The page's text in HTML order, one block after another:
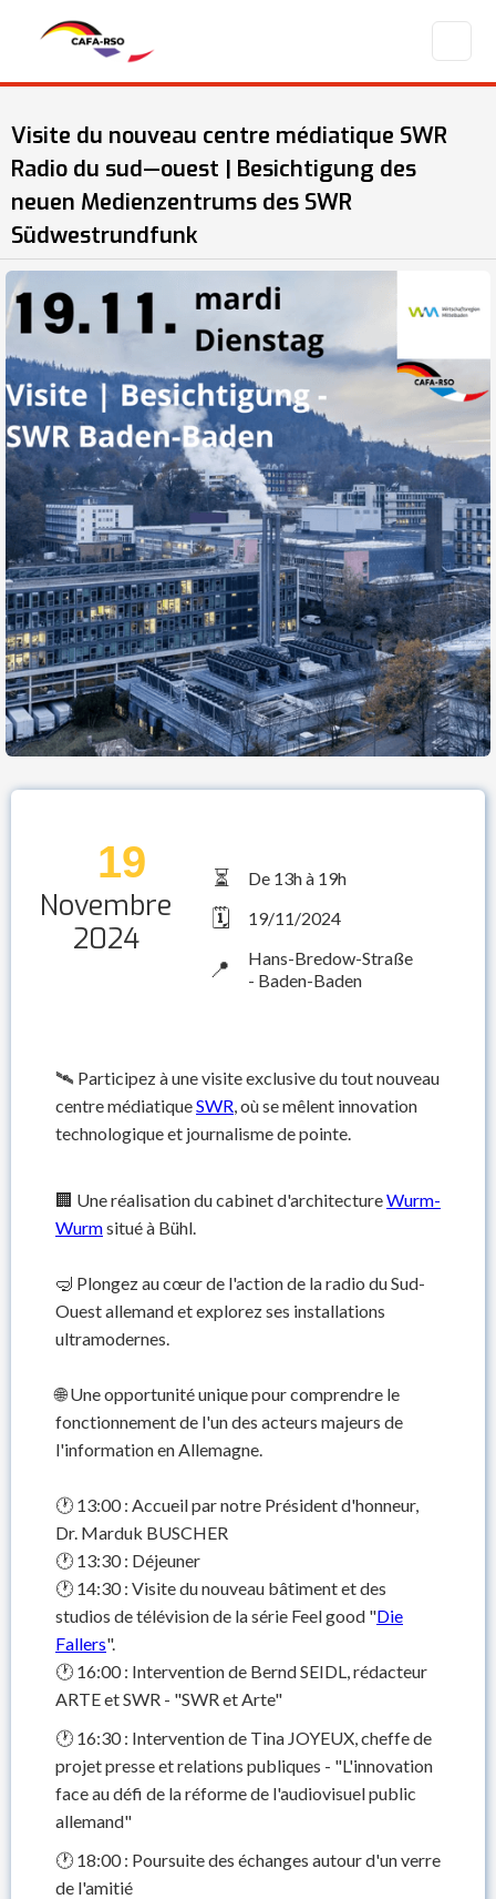
Visite du nouveau centre médiatique SWR
Radio du sud—ouest | Besichtigung des
neuen Medienzentrums des SWR
Südwestrundfunk
19
Novembre
2024
⏳ De 13h à 19h
🗓️ 19/11/2024
📍
Hans-Bredow-Straße
- Baden-Baden
🛰️ Participez à une visite exclusive du tout nouveau
centre médiatiqueSWR , où se mêlent innovation
technologique et journalisme de pointe.
🏢 Une réalisation du cabinet d'architectureWurm-
Wurmsitué à Bühl.
🤿 Plongez au cœur de l'action de la radio du Sud-
Ouest allemand et explorez ses installations
ultramodernes.
🌐 Une opportunité unique pour comprendre le
fonctionnement de l'un des acteurs majeurs de
l'information en Allemagne.
🕐 13:00 : Accueil par notre Président d'honneur,
Dr. Marduk BUSCHER
🕐 13:30 : Déjeuner
🕐 14:30 : Visite du nouveau bâtiment et des
studios de télévision de la série Feel good "Die
Fallers".
🕐 16:00 : Intervention de Bernd SEIDL, rédacteur
ARTE et SWR - "SWR et Arte"
🕐 16:30 : Intervention de Tina JOYEUX, cheffe de
projet presse et relations publiques - "L'innovation
face au défi de la réforme de l'audiovisuel public
allemand"
🕐 18:00 : Poursuite des échanges autour d'un verre
de l'amitié